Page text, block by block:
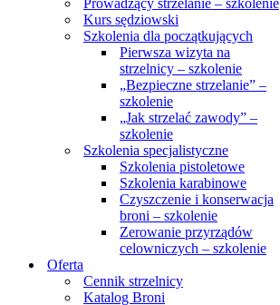
Prowadzący strzelanie – szkolenie
Kurs sędziowski
Szkolenia dla początkujących
Pierwsza wizyta na
strzelnicy – szkolenie
„Bezpieczne strzelanie” –
szkolenie
„Jak strzelać zawody” –
szkolenie
Szkolenia specjalistyczne
Szkolenia pistoletowe
Szkolenia karabinowe
Czyszczenie i konserwacja
broni – szkolenie
Zerowanie przyrządów
celowniczych – szkolenie
Oferta
Cennik strzelnicy
Katalog Broni